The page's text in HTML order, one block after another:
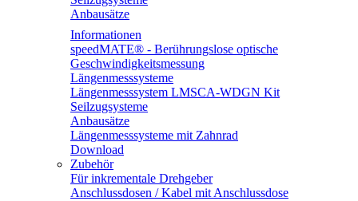
Anbausätze
Informationen
speedMATE® - Berührungslose optische
Geschwindigkeitsmessung
Längenmesssysteme
Längenmesssystem LMSCA-WDGN Kit
Seilzugsysteme
Anbausätze
Längenmesssysteme mit Zahnrad
Download
Zubehör
Für inkrementale Drehgeber
Anschlussdosen / Kabel mit Anschlussdose